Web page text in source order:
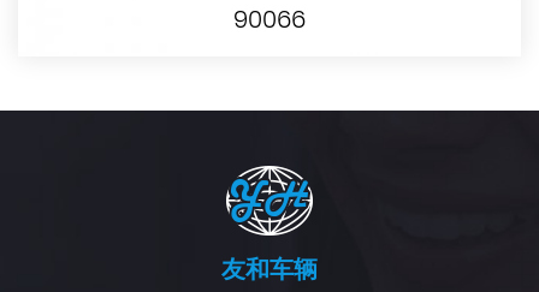
90066
友和车辆